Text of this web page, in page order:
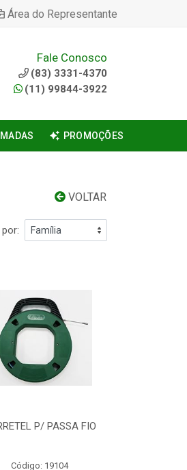
Área do Representante
Fale Conosco
(83) 3331-4370
(11) 99844-3922
PROMOÇÕES
VOLTAR
P/ PASSA FIO
Código: 19104